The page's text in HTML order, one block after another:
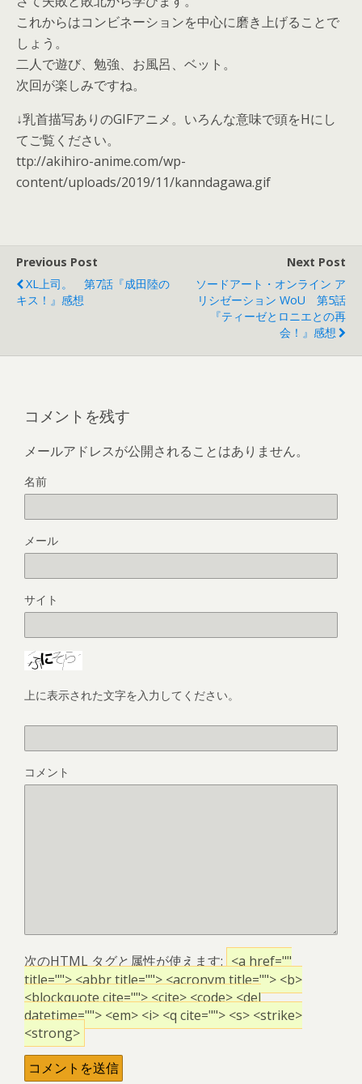
これからはコンビネーションを中心に磨き上げることで
しょう。
二人で遊び、勉強、お風呂、ベット。
次回が楽しみですね。
↓乳首描写ありのGIFアニメ。いろんな意味で頭をHにし
てご覧ください。
ttp://akihiro-anime.com/wp-
content/uploads/2019/11/kanndagawa.gif
Previous Post
XL上司。 第7話『成田陸の
キス！』感想
Next Post
ソードアート・オンライン ア
リシゼーション WoU 第5話
『ティーゼとロニエとの再
会！』感想
コメントを残す
メールアドレスが公開されることはありません。
名前
メール
サイト
上に表示された文字を入力してください。
コメント
次のHTML タグと属性が使えます: <a href=""
title=""> <abbr title=""> <acronym title=""> <b>
<blockquote cite=""> <cite> <code> <del
datetime=""> <em> <i> <q cite=""> <s> <strike>
<strong>